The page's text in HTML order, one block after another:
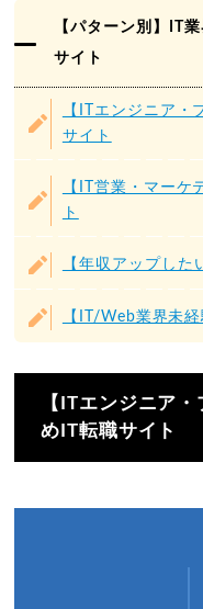
【パターン別】IT
サイト
【ITエンジニア・
サイト
【IT営業・マーケ
ト
【年収アップした
【IT/Web業界未
【ITエンジニア
めIT転職サイト